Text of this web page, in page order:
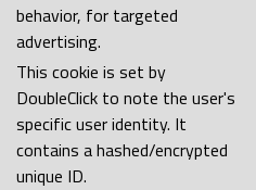
behavior, for targeted
advertising.
This cookie is set by
DoubleClick to note the user's
specific user identity. It
contains a hashed/encrypted
unique ID.